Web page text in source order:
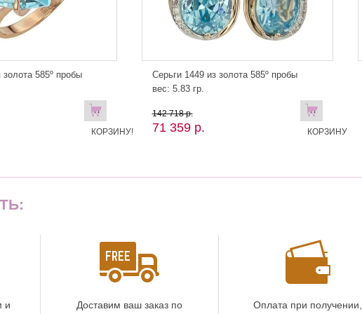
золота 585º пробы
В
КОРЗИНУ!
Серьги 1449 из золота 585º пробы
вес: 5.83 гр.
142 718 р.
71 359 р.
В
КОРЗИНУ
и
Доставим ваш заказ по
Оплата при получении,